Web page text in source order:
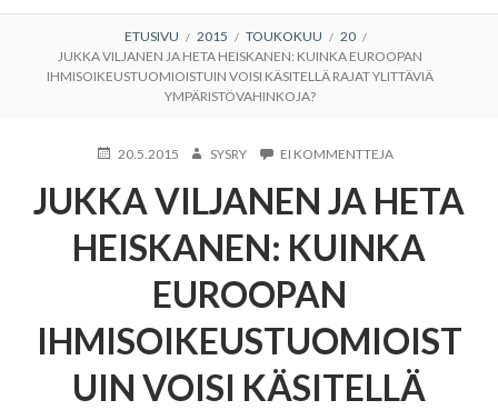
MURUPOLKU
ETUSIVU 2015 TOUKOKUU
20
JUKKA VILJANEN JA HETA HEISKANEN: KUINKA EUROOPAN
IHMISOIKEUSTUOMIOISTUIN VOISI KÄSITELLÄ RAJAT YLITTÄVIÄ
YMPÄRISTÖVAHINKOJA?
KIRJOITETTU
20.5.2015 KIRJOITTAJA
SYSRY EI KOMMENTTEJA
VILJANEN
JA
HETA
HEISKANEN:
VOISI
KÄSITELLÄ
RAJAT
YLITTÄVIÄ
JUKKA VILJANEN JA HETA
HEISKANEN: KUINKA
EUROOPAN
IHMISOIKEUSTUOMIOIST
UIN VOISI KÄSITELLÄ